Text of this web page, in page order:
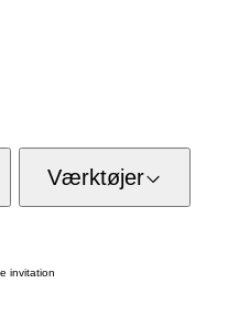
Værktøjer
invitation